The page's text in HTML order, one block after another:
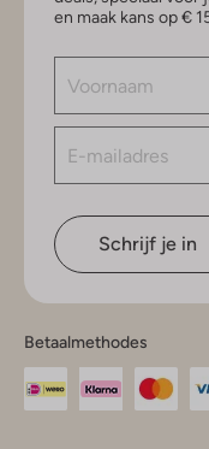
en maak kans op €
Schrijf je in
Betaalmethodes